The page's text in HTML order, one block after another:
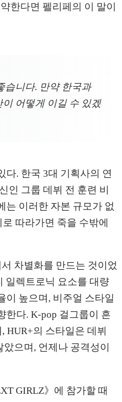
한다면 펠리페의 이 말이
니다. 만약 한국과
어떻게 이길 수 있겠
다. 한국 3대 기획사의 연
인 그룹 데뷔 전 훈련 비
는 이러한 자본 규모가 없
따라가면 죽을 수밖에
차별화를 만드는 것이었
일렉트로닉 요소를 대량
이 높으며, 비주얼 스타일
한다. K-pop 걸그룹이 흔
HUR+의 스타일은 데뷔
으며, 언제나 공격성이
GIRLZ》에 참가할 때